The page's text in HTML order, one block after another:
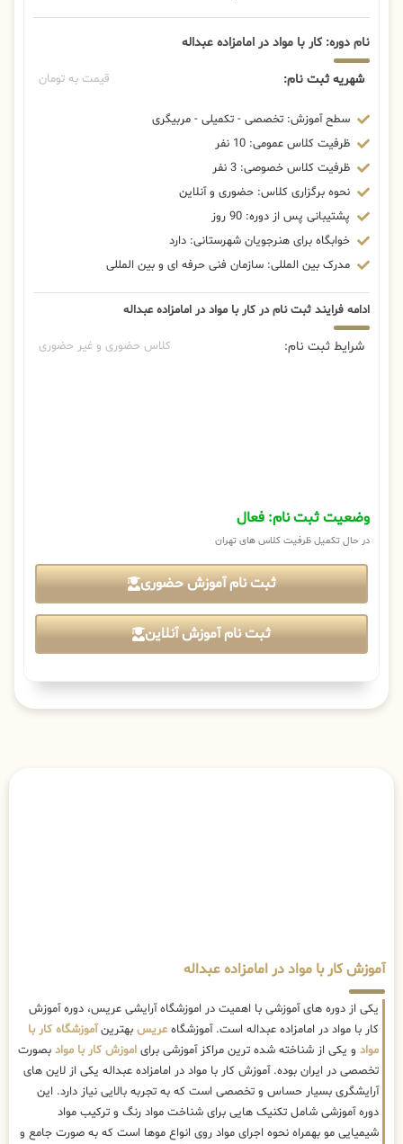
نام دوره: کار با مواد در امامزاده عبداله
شهریه ثبت نام: قیمت به تومان
سطح آموزش: تخصصی - تکمیلی - مربیگری
ظرفیت کلاس عمومی: 10 نفر
ظرفیت کلاس خصوصی: 3 نفر
نحوه برگزاری کلاس: حضوری و آنلاین
پشتیبانی پس از دوره: 90 روز
خوابگاه برای هنرجویان شهرستانی: دارد
مدرک بین المللی: سازمان فنی حرفه ای و بین المللی
ادامه فرایند ثبت نام در کار با مواد در امامزاده عبداله
شرایط ثبت نام: کلاس حضوری و غیر حضوری
وضعیت ثبت نام: فعال
در حال تکمیل ظرفیت کلاس های تهران
ثبت نام آموزش حضوری
ثبت نام آموزش آنلاین
آموزش کار با مواد در امامزاده عبداله
یکی از دوره های آموزشی با اهمیت در اموزشگاه آرایشی عریس، دوره آموزش
کار با مواد در امامزاده عبداله است. آموزشگاه عریس بهترینآموزشگاه کار با
مواد و یکی از شناخته شده ترین مراکز آموزشی برای اموزش کار با مواد بصورت
تخصصی در ایران بوده. آموزش کار با مواد در امامزاده عبداله یکی از لاین های
آرایشگری بسیار حساس و تخصصی است که به تجربه بالایی نیاز دارد. این
دوره آموزشی شامل تکنیک هایی برای شناخت مواد رنگ و ترکیب مواد
شیمیایی مو بهمراه نحوه اجرای مواد روی انواع موها است که به صورت جامع و